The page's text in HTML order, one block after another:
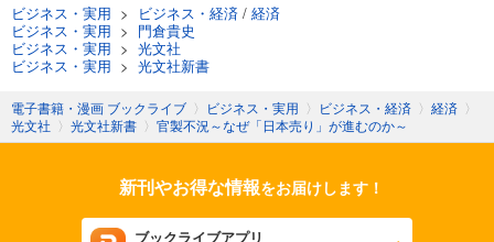
ビジネス・実用 > ビジネス・経済 / 経済
ビジネス・実用 > 門倉貴史
ビジネス・実用 > 光文社
ビジネス・実用 > 光文社新書
電子書籍・漫画 ブックライブ 〉 ビジネス・実用 〉 ビジネス・経済 〉 経済 〉
光文社 〉 光文社新書 〉 官製不況～なぜ「日本売り」が進むのか～
新刊やお得な情報をお届けします！
ブックライブアプリ